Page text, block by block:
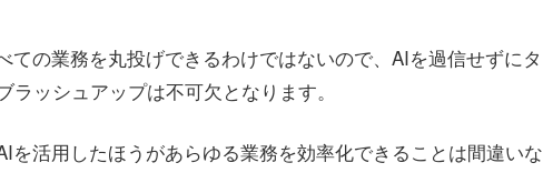
の業務を丸投げできるわけではないので、AIを過信せずにタ
ッシュアップは不可欠となります。
を活用したほうがあらゆる業務を効率化できることは間違いな